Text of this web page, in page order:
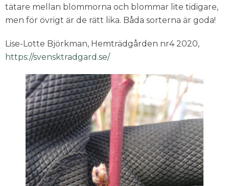
tätare mellan blommorna och blommar lite tidigare,
men för övrigt är de rätt lika. Båda sorterna är goda!
Lise-Lotte Björkman, Hemträdgården nr4 2020,
https://svensktradgard.se/